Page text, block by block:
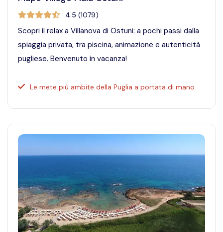
4.5 (1079)
Scopri il relax a Villanova di Ostuni: a pochi passi dalla
spiaggia privata, tra piscina, animazione e autenticità
pugliese. Benvenuto in vacanza!
Le mete più ambite della Puglia a portata di mano